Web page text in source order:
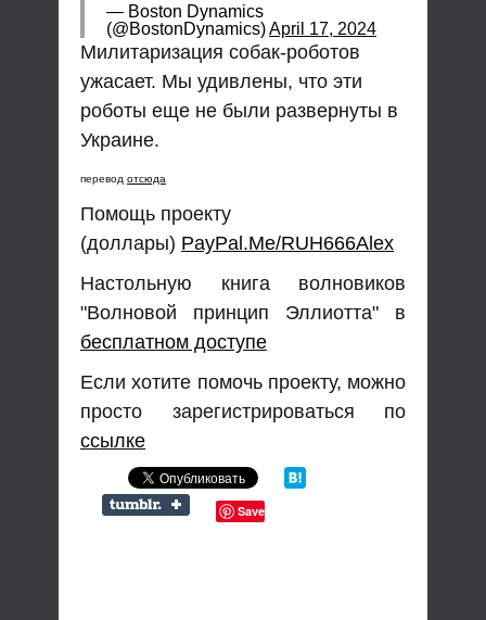
— Boston Dynamics
(@BostonDynamics)April 17, 2024
Милитаризация собак-роботов
ужасает. Мы удивлены, что эти
роботы еще не были развернуты в
Украине.
перевод отсюда
Помощь проекту
(доллары) PayPal.Me/RUH666Alex
Настольную книга волновиков
"Волновой принцип Эллиотта" в
бесплатном доступе
Если хотите помочь проекту, можно
просто зарегистрироваться по
ссылке
Save